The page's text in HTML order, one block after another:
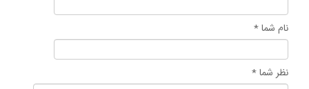
نام شما *
نظر شما *